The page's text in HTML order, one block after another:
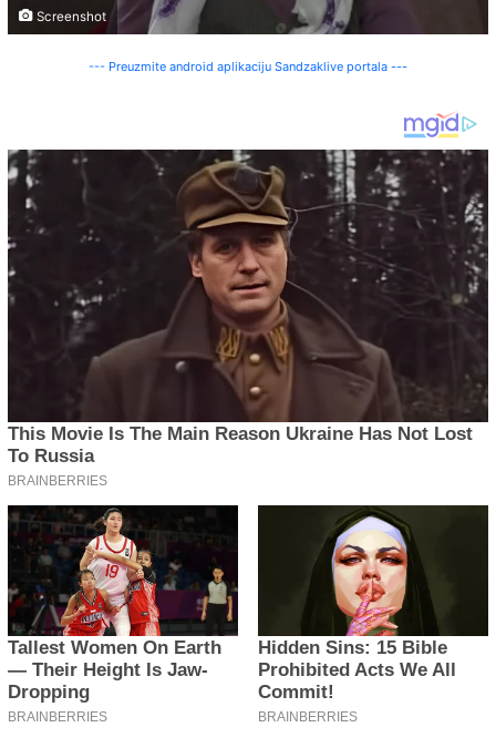
Screenshot
--- Preuzmite android aplikaciju Sandzaklive portala ---